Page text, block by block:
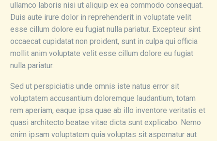
ullamco laboris nisi ut aliquip ex ea commodo consequat.
Duis aute irure dolor in reprehenderit in voluptate velit
esse cillum dolore eu fugiat nulla pariatur. Excepteur sint
occaecat cupidatat non proident, sunt in culpa qui officia
mollit anim voluptate velit esse cillum dolore eu fugiat
nulla pariatur.
Sed ut perspiciatis unde omnis iste natus error sit
voluptatem accusantium doloremque laudantium, totam
rem aperiam, eaque ipsa quae ab illo inventore veritatis et
quasi architecto beatae vitae dicta sunt explicabo. Nemo
enim ipsam voluptatem quia voluptas sit aspernatur aut